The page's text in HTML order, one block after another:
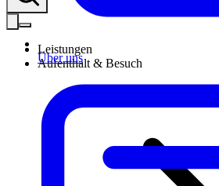
Über uns
Leistungen
Aufenthalt & Besuch